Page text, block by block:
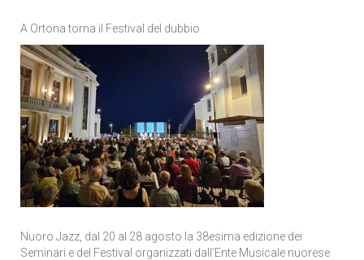
A Ortona torna il Festival del dubbio
Nuoro Jazz, dal 20 al 28 agosto la 38esima edizione dei
Seminari e del Festival organizzati dall’Ente Musicale nuorese